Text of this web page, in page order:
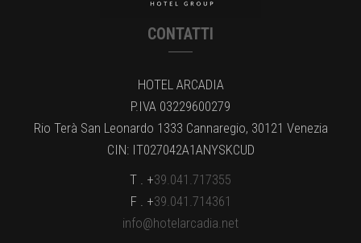
CONTATTI
HOTEL ARCADIA
P.IVA 03229600279
Rio Terà San Leonardo 1333 Cannaregio, 30121 Venezia
CIN: IT027042A1ANYSKCUD
T . +39.041.717355
F . +39.041.714361
info@hotelarcadia.net